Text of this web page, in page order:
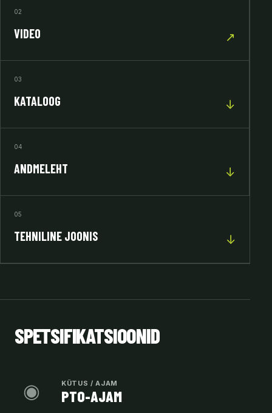
02
VIDEO ↗
03
KATALOOG ↓
04
ANDMELEHT ↓
05
TEHNILINE JOONIS ↓
SPETSIFIKATSIOONID
◉ KÜTUS / AJAM
PTO-AJAM